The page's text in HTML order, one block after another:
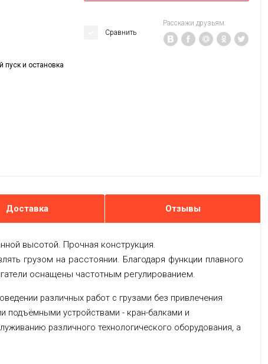
пуск и остановка
Сравнить
Расскажи друзьям:
Доставка Отзывы
высотой. Прочная конструкция.
грузом на расстоянии. Благодаря функции плавного
оснащены частотным регулированием.
различных работ с грузами без привлечения
подъёмными устройствами - кран-балками и
различного технологического оборудования, а